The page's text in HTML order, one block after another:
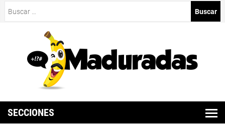
SECCIONES